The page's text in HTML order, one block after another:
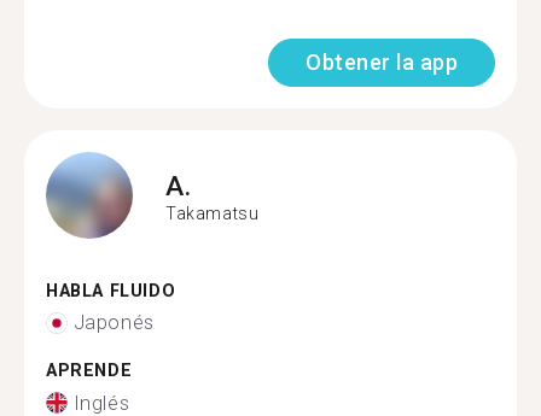
Obtener la app
A.
Takamatsu
HABLA FLUIDO
Japonés
APRENDE
Inglés